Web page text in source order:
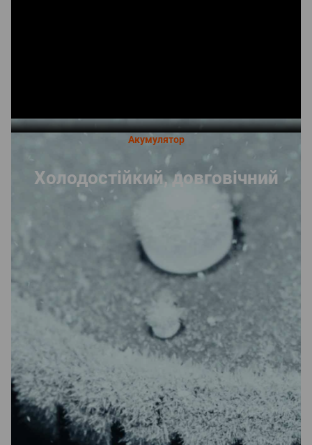
Акумулятор
Холодостійкий, довговічний